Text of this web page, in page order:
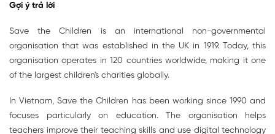
Gợi ý trả lời
Save the Children is an international non-governmental
organisation that was established in the UK in 1919. Today, this
organisation operates in 120 countries worldwide, making it one
of the largest children's charities globally.
In Vietnam, Save the Children has been working since 1990 and
focuses particularly on education. The organisation helps
teachers improve their teaching skills and use digital technology